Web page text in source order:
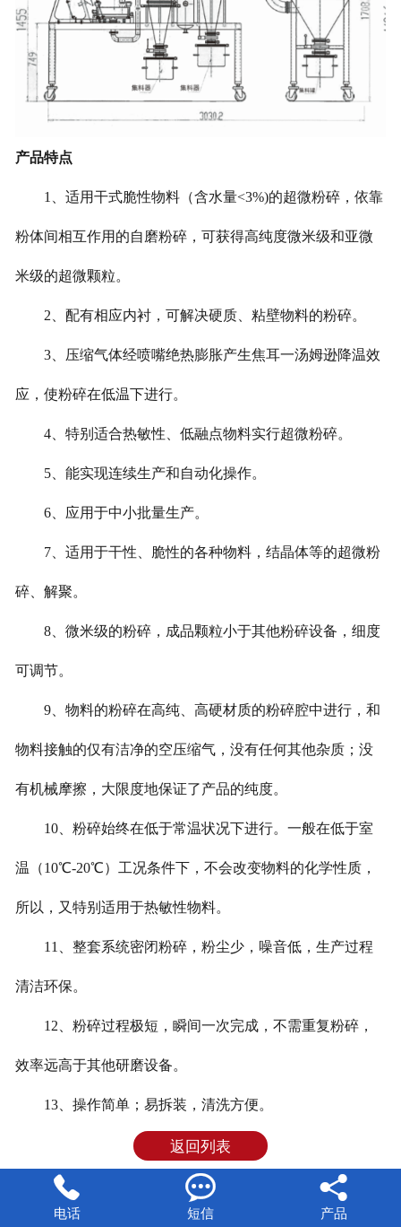
产品特点
1、适用干式脆性物料（含水量<3%)的超微粉碎，依靠
粉体间相互作用的自磨粉碎，可获得高纯度微米级和亚微
米级的超微颗粒。
2、配有相应内衬，可解决硬质、粘壁物料的粉碎。
3、压缩气体经喷嘴绝热膨胀产生焦耳一汤姆逊降温效
应，使粉碎在低温下进行。
4、特别适合热敏性、低融点物料实行超微粉碎。
5、能实现连续生产和自动化操作。
6、应用于中小批量生产。
7、适用于干性、脆性的各种物料，结晶体等的超微粉
碎、解聚。
8、微米级的粉碎，成品颗粒小于其他粉碎设备，细度
可调节。
9、物料的粉碎在高纯、高硬材质的粉碎腔中进行，和
物料接触的仅有洁净的空压缩气，没有任何其他杂质；没
有机械摩擦，大限度地保证了产品的纯度。
10、粉碎始终在低于常温状况下进行。一般在低于室
温（10℃-20℃）工况条件下，不会改变物料的化学性质，
所以，又特别适用于热敏性物料。
11、整套系统密闭粉碎，粉尘少，噪音低，生产过程
清洁环保。
12、粉碎过程极短，瞬间一次完成，不需重复粉碎，
效率远高于其他研磨设备。
13、操作简单；易拆装，清洗方便。
返回列表

电话

短信

产品